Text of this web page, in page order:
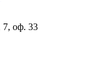
7, оф. 33